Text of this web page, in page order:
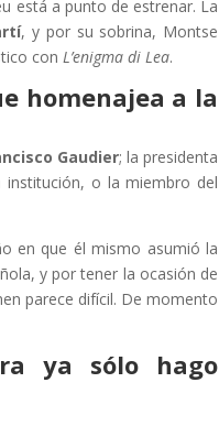
está a punto de estrenar. La
, y por su sobrina, Montse
con L’enigma di Lea.
homenajea a la
Gaudier; la presidenta
o la miembro del
en que él mismo asumió la
y por tener la ocasión de
parece difícil. De momento
ya sólo hago